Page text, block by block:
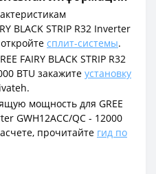
BLACK STRIP R32 Inverter
сплит-системы.
FAIRY BLACK STRIP R32
BTU закажите установку
мощность для GREE
GWH12ACC/QC - 12000
прочитайте гид по